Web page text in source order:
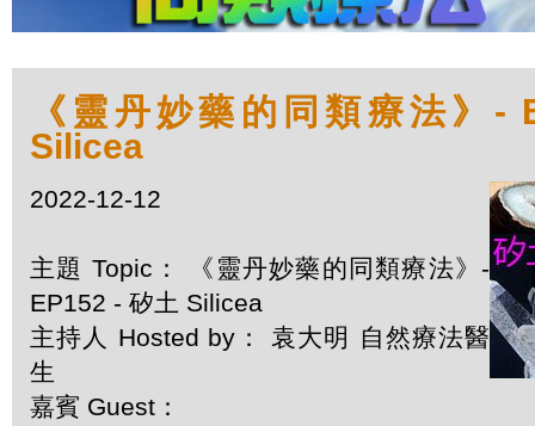
《靈丹妙藥的同類療法》-
Silicea
2022-12-12
主題 Topic： 《靈丹妙藥的同類療法》-
EP152 - 矽土 Silicea
主持人 Hosted by： 袁大明 自然療法醫
生
嘉賓 Guest：